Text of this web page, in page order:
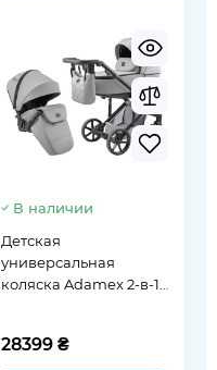
В наличии
Детская
универсальная
коляска Adamex 2-в-1
28399 ₴